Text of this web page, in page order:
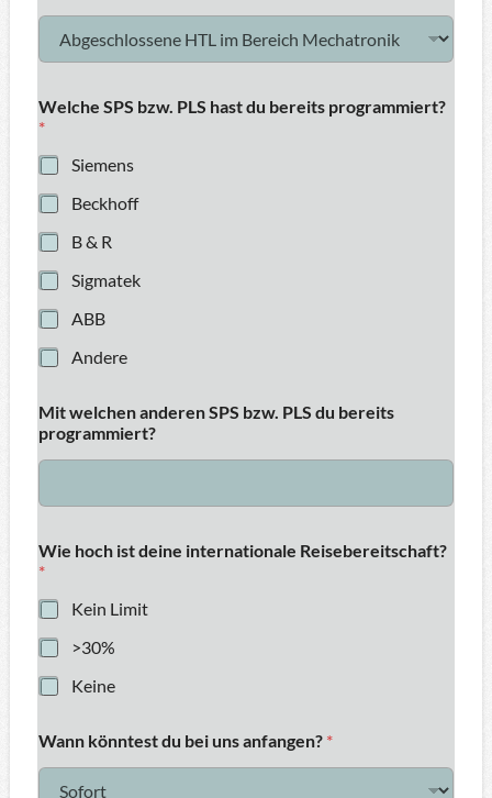
Welche SPS bzw. PLS hast du bereits programmiert?
*
Siemens
Beckhoff
B & R
Sigmatek
ABB
Andere
Mit welchen anderen SPS bzw. PLS du bereits
programmiert?
Wie hoch ist deine internationale Reisebereitschaft?
*
Kein Limit
>30%
Keine
Wann könntest du bei uns anfangen? *